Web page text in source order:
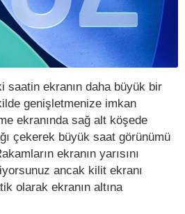
saatin ekranın daha büyük bir
genişletmenize imkan
ekranında sağ alt köşede
çekerek büyük saat görünümü
ekranın yarısını
ancak kilit ekranı
olarak ekranın altına